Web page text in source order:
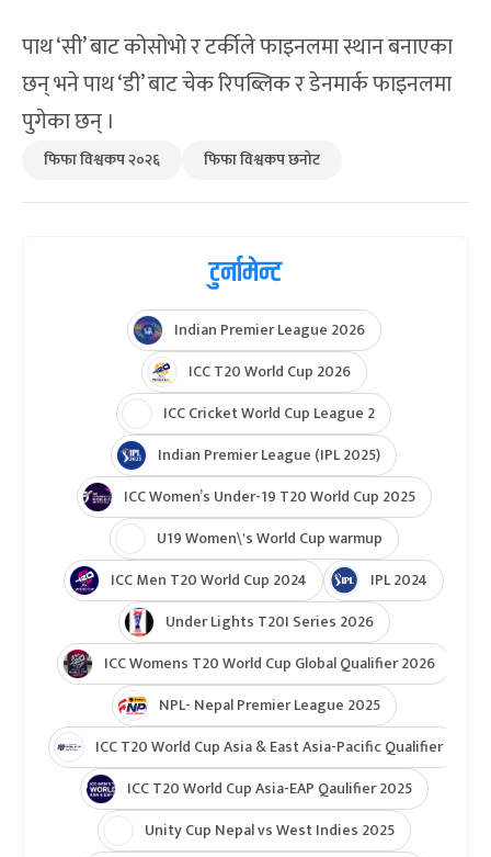
पाथ ‘सी’ बाट कोसोभो र टर्कीले फाइनलमा स्थान बनाएका
छन् भने पाथ ‘डी’ बाट चेक रिपब्लिक र डेनमार्क फाइनलमा
पुगेका छन् ।
फिफा विश्वकप २०२६ फिफा विश्वकप छनोट
टुर्नामेन्ट
Indian Premier League 2026
ICC T20 World Cup 2026
ICC Cricket World Cup League 2
Indian Premier League (IPL 2025)
ICC Women’s Under-19 T20 World Cup 2025
U19 Women\'s World Cup warmup
ICC Men T20 World Cup 2024
IPL 2024
Under Lights T20I Series 2026
ICC Womens T20 World Cup Global Qualifier 2026
NPL- Nepal Premier League 2025
ICC T20 World Cup Asia & East Asia-Pacific Qualifier
ICC T20 World Cup Asia-EAP Qaulifier 2025
Unity Cup Nepal vs West Indies 2025